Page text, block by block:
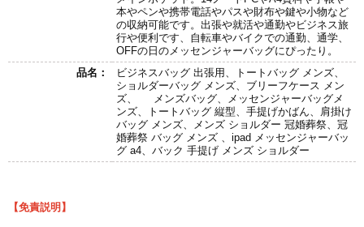
本やペンや携帯電話やパスや財布や鍵や小物など
の収納可能です。出張や就活や通勤やビジネス旅
行や便利です、自転車やバイクでの通勤、通学、
OFFの日のメッセンジャーバッグにぴったり。
品名：
ビジネスバッグ 出張用、トートバッグ メンズ、
ショルダーバッグ メンズ、ブリーフケース メン
ズ、 メンズバッグ、メッセンジャーバッグメ
ンズ、トートバッグ 縦型、手提げかばん、肩掛け
バッグ メンズ、メンズ ショルダー 冠婚葬祭、冠
婚葬祭 バッグ メンズ 、ipad メッセンジャーバッ
グ a4、バック 手提げ メンズ ショルダー
【免責説明】